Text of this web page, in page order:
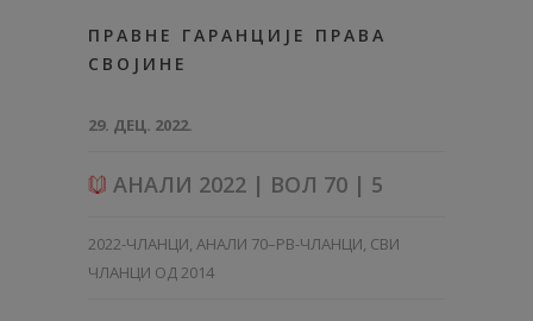
ПРАВНЕ ГАРАНЦИЈЕ ПРАВА
СВОЈИНЕ
29. ДЕЦ. 2022.
АНАЛИ 2022 | ВОЛ 70 | 5
2022-ЧЛАНЦИ, АНАЛИ 70–PB-ЧЛАНЦИ, СВИ
ЧЛАНЦИ ОД 2014